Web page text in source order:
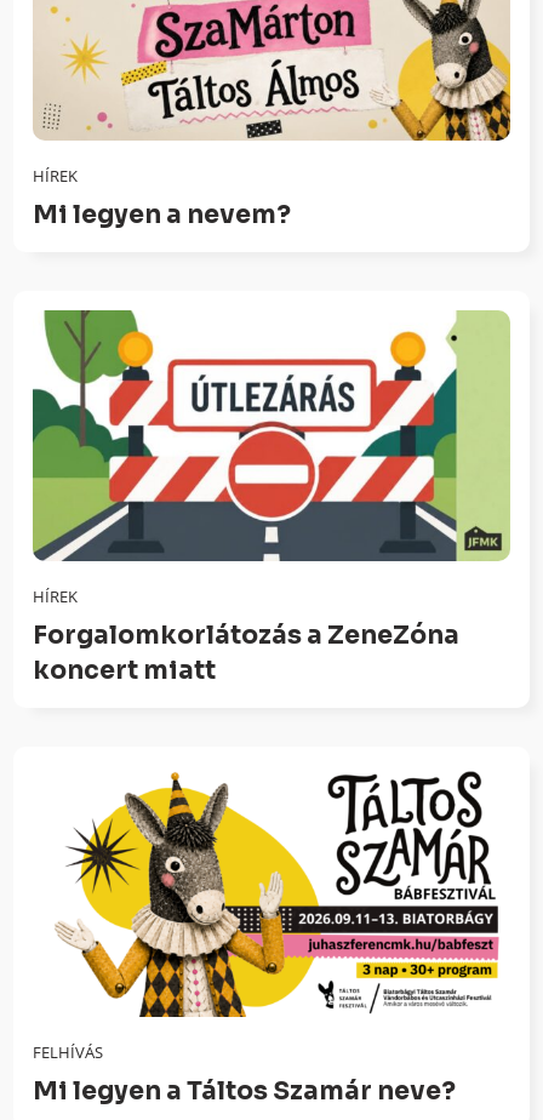
HÍREK
Mi legyen a nevem?
HÍREK
Forgalomkorlátozás a ZeneZóna
koncert miatt
FELHÍVÁS
Mi legyen a Táltos Szamár neve?